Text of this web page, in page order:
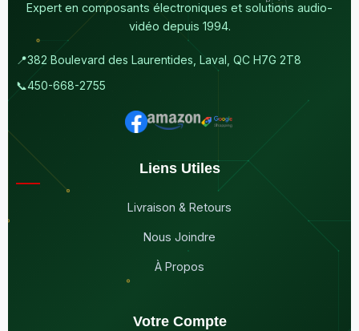
Expert en composants électroniques et solutions audio-
vidéo depuis 1994.
📍382 Boulevard des Laurentides, Laval, QC H7G 2T8
📞450-668-2755
Liens Utiles
Livraison & Retours
Nous Joindre
À Propos
Votre Compte